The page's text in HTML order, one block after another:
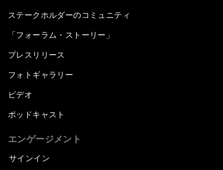
ステークホルダーのコミュニティ
「フォーラム・ストーリー」
プレスリリース
フォトギャラリー
ビデオ
ポッドキャスト
エンゲージメント
サインイン